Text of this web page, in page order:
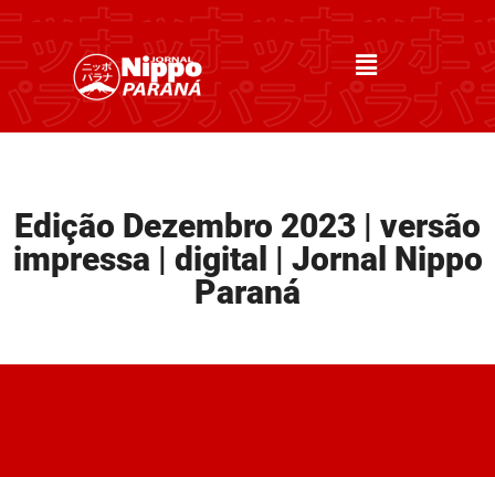
Edição Dezembro 2023 | versão
impressa | digital | Jornal Nippo
Paraná